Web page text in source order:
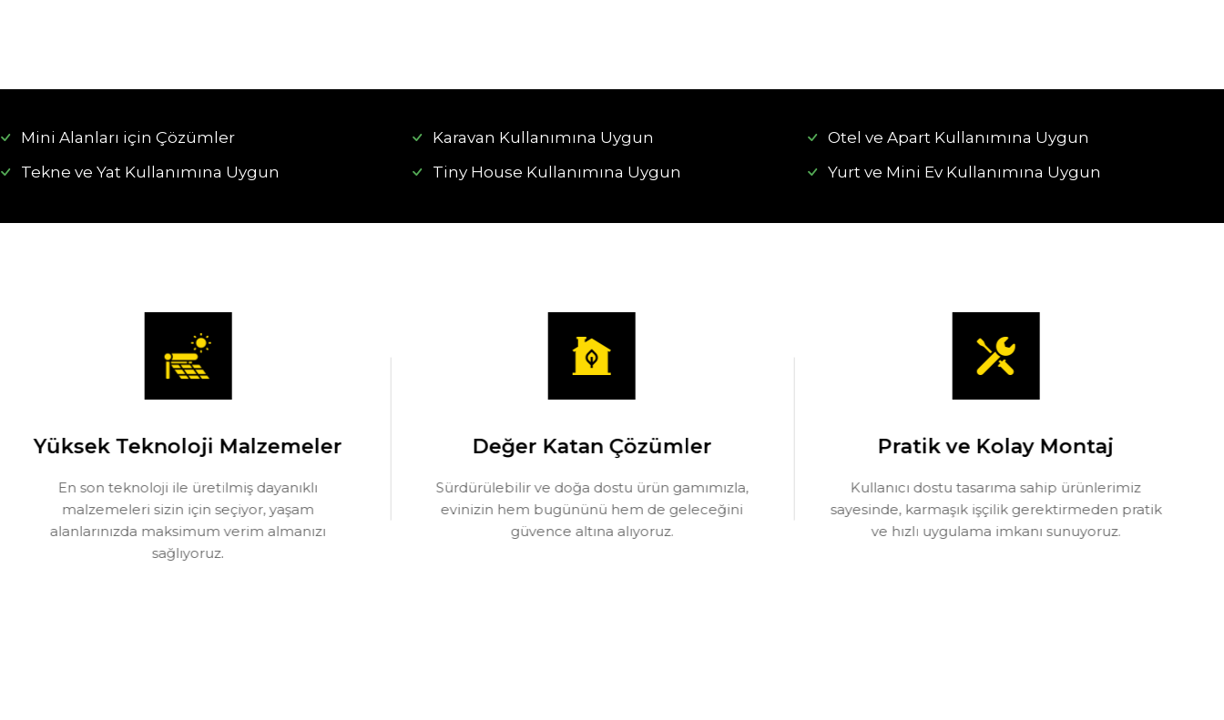
Mini Alanları için Çözümler
Tekne ve Yat Kullanımına Uygun
Karavan Kullanımına Uygun
Tiny House Kullanımına Uygun
Otel ve Apart Kullanımına Uygun
Yurt ve Mini Ev Kullanımına Uygun
Yüksek Teknoloji Malzemeler
En son teknoloji ile üretilmiş dayanıklı
malzemeleri sizin için seçiyor, yaşam
alanlarınızda maksimum verim almanızı
sağlıyoruz.
Değer Katan Çözümler
Sürdürülebilir ve doğa dostu ürün gamımızla,
evinizin hem bugününü hem de geleceğini
güvence altına alıyoruz.
Pratik ve Kolay Montaj
Kullanıcı dostu tasarıma sahip ürünlerimiz
sayesinde, karmaşık işçilik gerektirmeden pratik
ve hızlı uygulama imkanı sunuyoruz.